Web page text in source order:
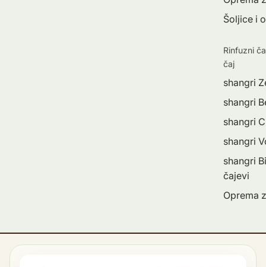
Šoljice i
Rinfuzni
čaj
shangri
shangri
shangri
shangri
shangri
čajevi
Oprema